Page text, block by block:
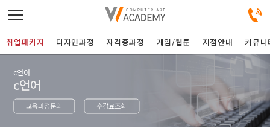
디자인정규과정
디자인단과과정
취업패키지 디자인과정 자격증과정 게임/웹툰 지점안내 커뮤니
c언어
c언어
교육과정문의 수강료조회